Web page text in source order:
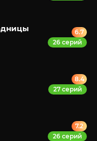
6.7
26 серий
8.4
27 серий
7.2
26 серий